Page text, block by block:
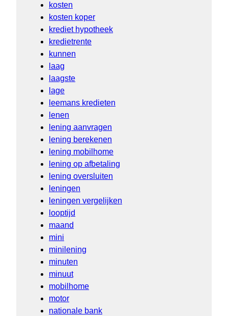
kosten
kosten koper
krediet hypotheek
kredietrente
kunnen
laag
laagste
lage
leemans kredieten
lenen
lening aanvragen
lening berekenen
lening mobilhome
lening op afbetaling
lening oversluiten
leningen
leningen vergelijken
looptijd
maand
mini
minilening
minuten
minuut
mobilhome
motor
nationale bank